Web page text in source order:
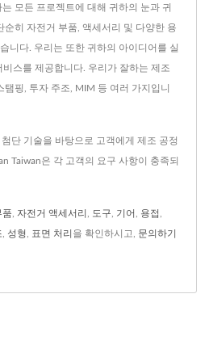
모든 프로젝트에 대해 귀하의 눈과 귀
순히 자전거 부품, 액세서리 및 다양한 용
니다. 우리는 또한 귀하의 아이디어를 실
스를 제공합니다. 우리가 잘하는 제조
핑, 투자 주조, MIM 등 여러 가지입니
단 기술을 바탕으로 고객에게 제조 공정
Taiwan은 각 고객의 요구 사항이 충족되
품 자전거 액세서리 도구 기어 용접
성형 표면 처리 을 확인하시고, 문의하기